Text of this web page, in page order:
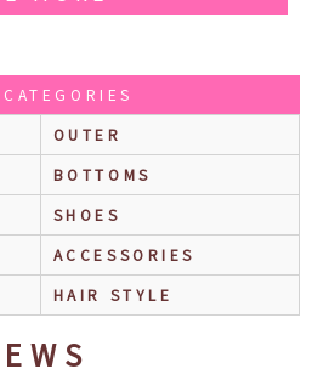
OUTER
BOTTOMS
SHOES
ACCESSORIES
HAIR STYLE